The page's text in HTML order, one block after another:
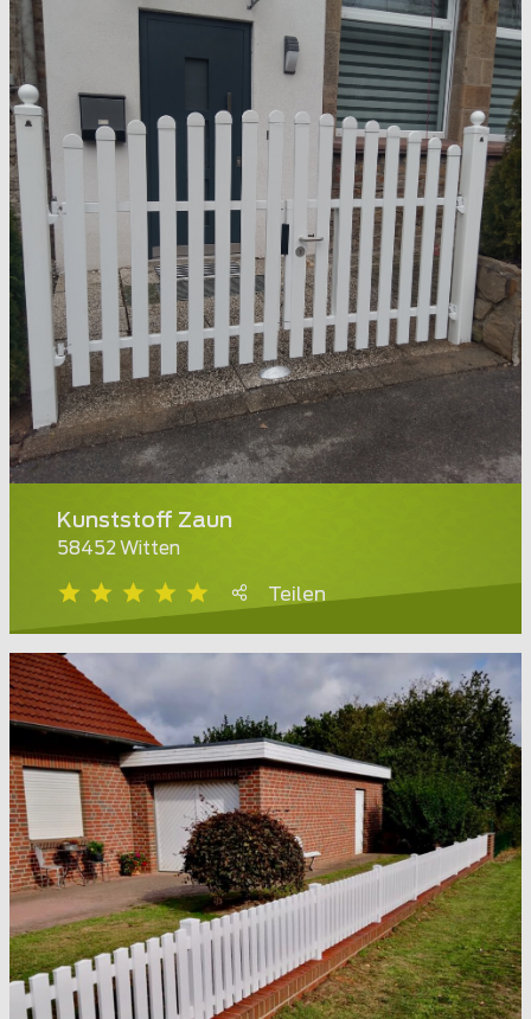
Kunststoff Zaun
58452 Witten
Teilen